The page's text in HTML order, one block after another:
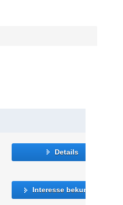
Details
Interesse bekunden